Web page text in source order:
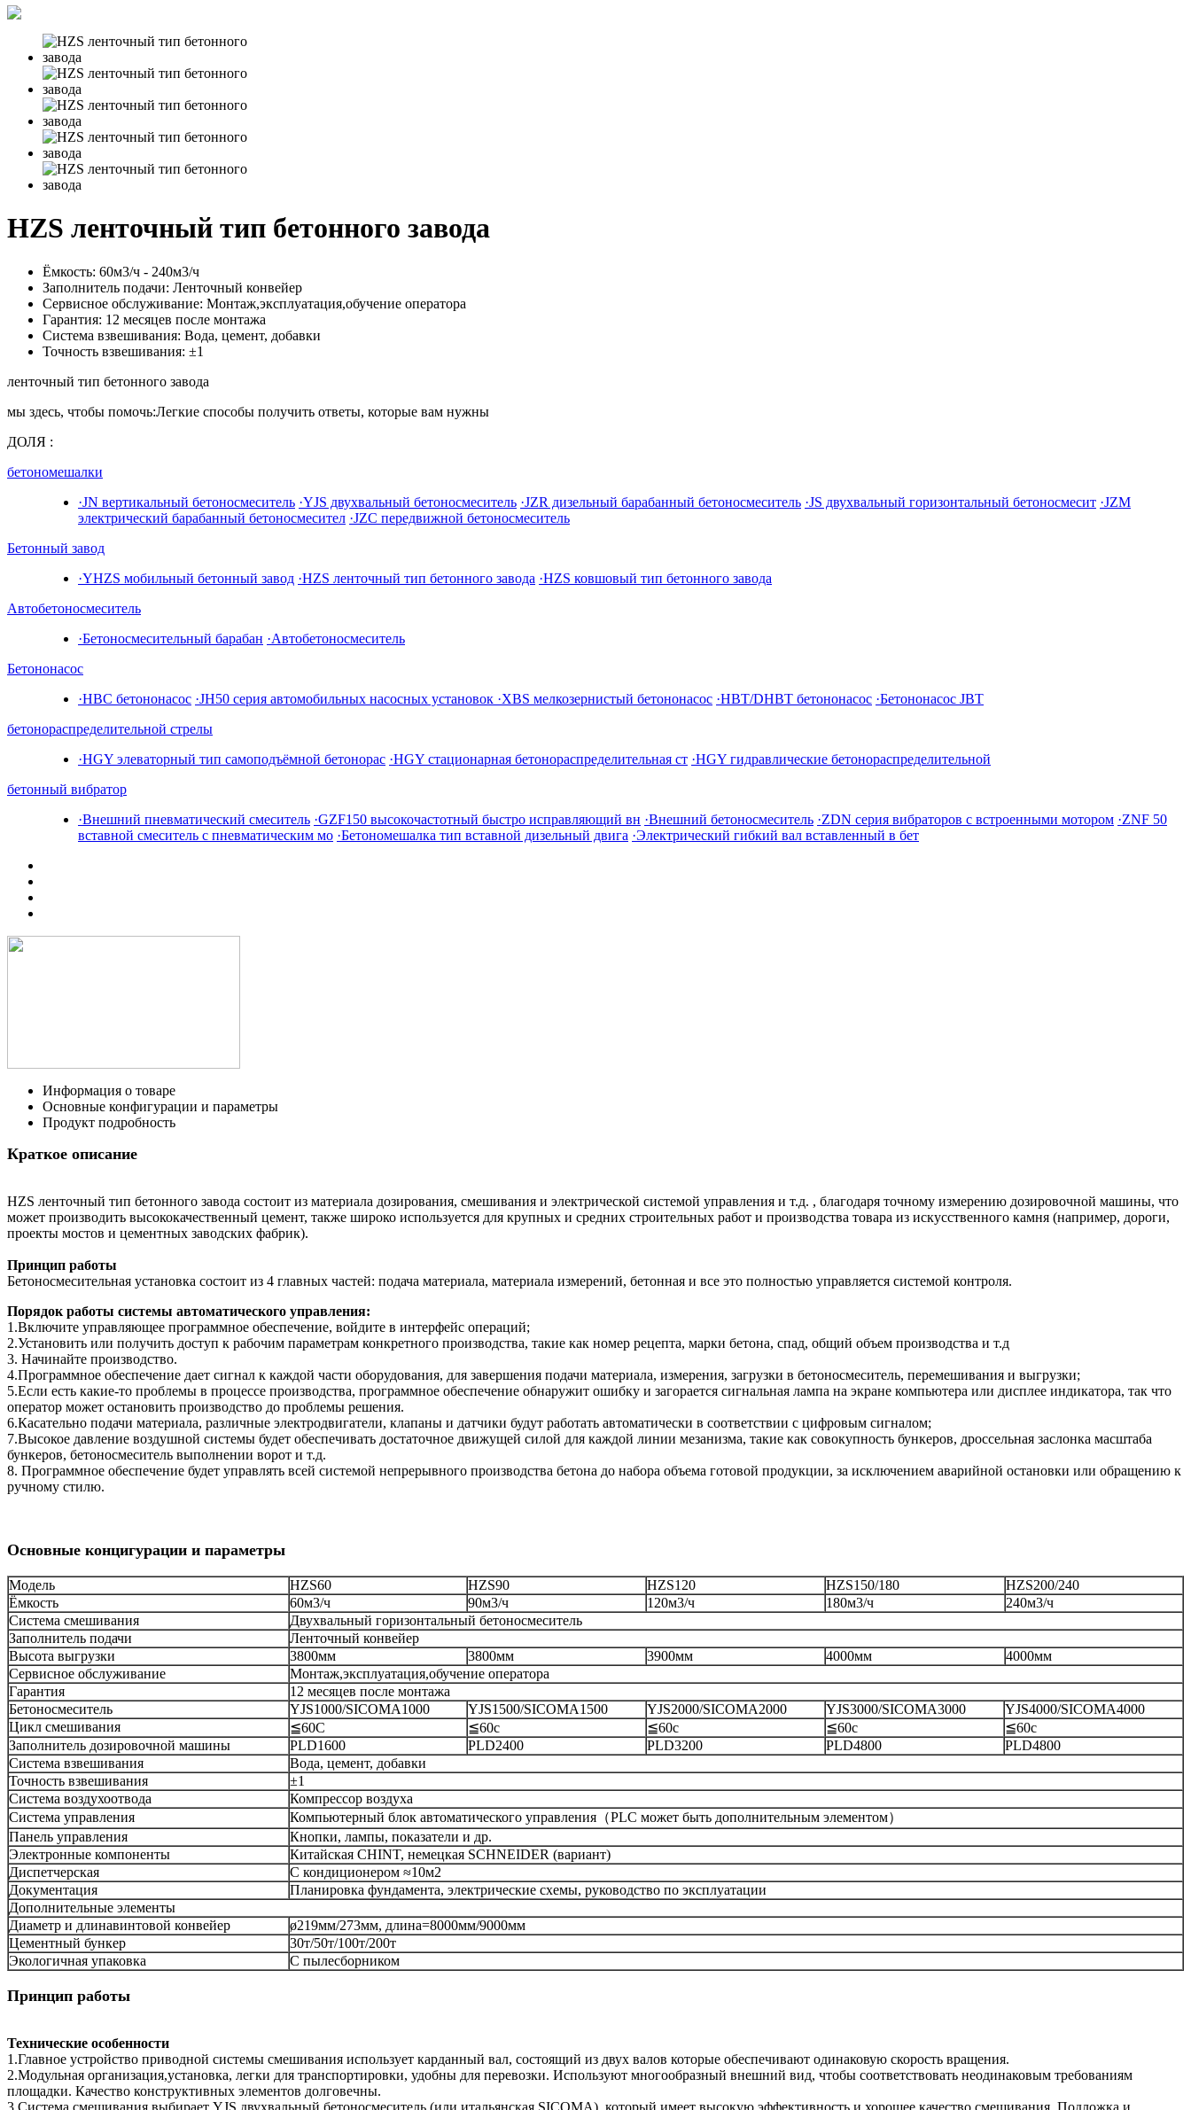
HZS ленточный тип бетонного завода
Ёмкость: 60м3/ч - 240м3/ч
Заполнитель подачи: Ленточный конвейер
Сервисное обслуживание: Монтаж,эксплуатация,обучение оператора
Гарантия: 12 месяцев после монтажа
Система взвешивания: Вода, цемент, добавки
Точность взвешивания: ±1
ленточный тип бетонного завода
мы здесь, чтобы помочь:Легкие способы получить ответы, которые вам нужны
ДОЛЯ :
бетономешалки
·JN вертикальный бетоносмеситель ·YJS двухвальный бетоносмеситель ·JZR дизельный барабанный бетоносмеситель ·JS двухвальный горизонтальный бетоносмесит ·JZM
электрический барабанный бетоносмесител ·JZC передвижной бетоносмеситель
Бетонный завод
·YHZS мобильный бетонный завод ·HZS ленточный тип бетонного завода ·HZS ковшовый тип бетонного завода
Автобетоносмеситель
·Бетоносмесительный барабан ·Автобетоносмеситель
Бетононасос
·HBC бетононасос ·JH50 серия автомобильных насосных установок ·XBS мелкозернистый бетононасос ·HBT/DHBT бетононасос ·Бетононасос JBT
бетонораспределительной стрелы
·HGY элеваторный тип самоподъёмной бетонорас ·HGY стационарная бетонораспределительная ст ·HGY гидравлические бетонораспределительной
бетонный вибратор
·Внешний пневматический смеситель ·GZF150 высокочастотный быстро исправляющий вн ·Внешний бетоносмеситель ·ZDN серия вибраторов с встроенными мотором ·ZNF 50
вставной смеситель с пневматическим мо ·Бетономешалка тип вставной дизельный двига ·Электрический гибкий вал вставленный в бет
Информация о товаре
Основные конфигурации и параметры
Продукт подробность
Краткое описание
HZS ленточный тип бетонного завода состоит из материала дозирования, смешивания и электрической системой управления и т.д. , благодаря точному измерению дозировочной машины, что
может производить высококачественный цемент, также широко используется для крупных и средних строительных работ и производства товара из искусственного камня (например, дороги,
проекты мостов и цементных заводских фабрик).
Принцип работы
Бетоносмесительная установка состоит из 4 главных частей: подача материала, материала измерений, бетонная и все это полностью управляется системой контроля.
Порядок работы системы автоматического управления:
1.Включите управляющее программное обеспечение, войдите в интерфейс операций;
2.Установить или получить доступ к рабочим параметрам конкретного производства, такие как номер рецепта, марки бетона, спад, общий объем производства и т.д
3. Начинайте производство.
4.Программное обеспечение дает сигнал к каждой части оборудования, для завершения подачи материала, измерения, загрузки в бетоносмеситель, перемешивания и выгрузки;
5.Если есть какие-то проблемы в процессе производства, программное обеспечение обнаружит ошибку и загорается сигнальная лампа на экране компьютера или дисплее индикатора, так что
оператор может остановить производство до проблемы решения.
6.Касательно подачи материала, различные электродвигатели, клапаны и датчики будут работать автоматически в соответствии с цифровым сигналом;
7.Высокое давление воздушной системы будет обеспечивать достаточное движущей силой для каждой линии мезанизма, такие как совокупность бункеров, дроссельная заслонка масштаба
бункеров, бетоносмеситель выполнении ворот и т.д.
8. Программное обеспечение будет управлять всей системой непрерывного производства бетона до набора объема готовой продукции, за исключением аварийной остановки или обращению к
ручному стилю.
Основные концигурации и параметры
Модель HZS60 HZS90 HZS120 HZS150/180
HZS200/240
Ёмкость
60м3/ч 90м3/ч 120м3/ч 180м3/ч
240м3/ч
Система смешивания
Двухвальный горизонтальный бетоносмеситель
Заполнитель подачи
Ленточный конвейер
Высота выгрузки
3800мм 3800мм 3900мм 4000мм
4000мм
Сервисное обслуживание
Монтаж,эксплуатация,обучение оператора
Гарантия
12 месяцев после монтажа
Бетоносмеситель
YJS1000/SICOMA1000 YJS1500/SICOMA1500 YJS2000/SICOMA2000 YJS3000/SICOMA3000
YJS4000/SICOMA4000
Цикл смешивания
≦60С ≦60с ≦60с ≦60с
≦60с
Заполнитель дозировочной машины
PLD1600 PLD2400 PLD3200 PLD4800
PLD4800
Система взвешивания
Вода, цемент, добавки
Точность взвешивания
±1
Система воздухоотвода
Компрессор воздуха
Система управления
Компьютерный блок автоматического управления（PLC может быть дополнительным элементом）
Панель управления
Кнопки, лампы, показатели и др.
Электронные компоненты
Китайская CHINT, немецкая SCHNEIDER (вариант)
Диспетчерская
С кондиционером ≈10м2
Документация
Планировка фундамента, электрические схемы, руководство по эксплуатации
Дополнительные элементы
Диаметр и длинавинтовой конвейер
ø219мм/273мм, длина=8000мм/9000мм
Цементный бункер
30т/50т/100т/200т
Экологичная упаковка
С пылесборником
Принцип работы
Технические особенности
1.Главное устройство приводной системы смешивания использует карданный вал, состоящий из двух валов которые обеспечивают одинаковую скорость вращения.
2.Модульная организация,установка, легки для транспортировки, удобны для перевозки. Используют многообразный внешний вид, чтобы соответствовать неодинаковым требованиям
площадки. Качество конструктивных элементов долговечны.
3.Система смешивания выбирает YJS двухвальный бетоносмеситель (или итальянская SICOMA), который имеет высокую эффективность и хорошее качество смешивания. Подложка и